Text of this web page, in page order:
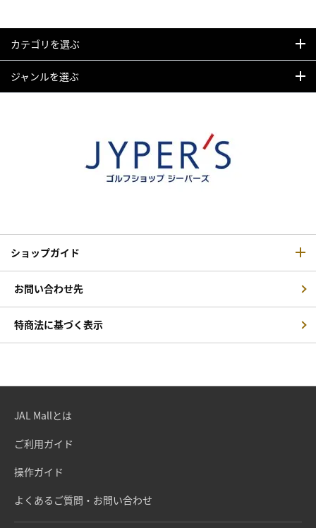
カテゴリを選ぶ
ジャンルを選ぶ
ショップガイド
お問い合わせ先
特商法に基づく表示
JAL Mallとは
ご利用ガイド
操作ガイド
よくあるご質問・お問い合わせ